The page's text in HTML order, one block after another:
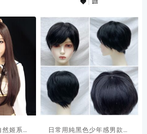
然姬系
日常用純黑色少年感男款短